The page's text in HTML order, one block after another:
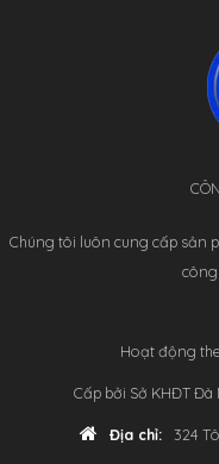
Chúng tôi luôn cung cấp sản
công
Hoạt động
Cấp bởi Sở KHĐT Đà
Địa chỉ: 324